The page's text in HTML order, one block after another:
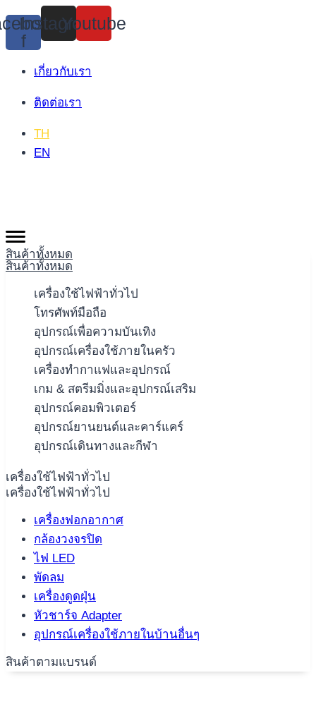
Skip
to
content
f
Instagram
Youtube
เกี่ยวกับเรา
ติดต่อเรา
TH
EN
สินค้าทั้งหมด
สินค้าทั้งหมด
เครื่องใช้ไฟฟ้าทั่วไป
โทรศัพท์มือถือ
อุปกรณ์เพื่อความบันเทิง
อุปกรณ์เครื่องใช้ภายในครัว
เครื่องทำกาแฟและอุปกรณ์
เกม & สตรีมมิ่งและอุปกรณ์เสริม
อุปกรณ์คอมพิวเตอร์
อุปกรณ์ยานยนต์และคาร์แคร์
อุปกรณ์เดินทางและกีฬา
เครื่องใช้ไฟฟ้าทั่วไป
เครื่องใช้ไฟฟ้าทั่วไป
เครื่องฟอกอากาศ
กล้องวงจรปิด
ไฟ LED
พัดลม
เครื่องดูดฝุ่น
หัวชาร์จ Adapter
อุปกรณ์เครื่องใช้ภายในบ้านอื่นๆ
สินค้าตามแบรนด์